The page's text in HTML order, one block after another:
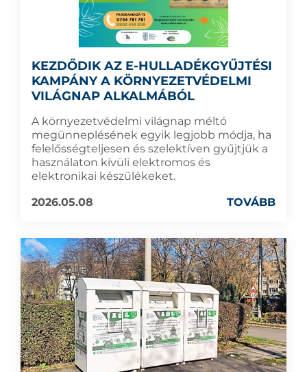
KEZDŐDIK AZ E-HULLADÉKGYŰJTÉSI
KAMPÁNY A KÖRNYEZETVÉDELMI
VILÁGNAP ALKALMÁBÓL
A környezetvédelmi világnap méltó
megünneplésének egyik legjobb módja, ha
felelősségteljesen és szelektíven gyűjtjük a
használaton kívüli elektromos és
elektronikai készülékeket.
2026.05.08
TOVÁBB